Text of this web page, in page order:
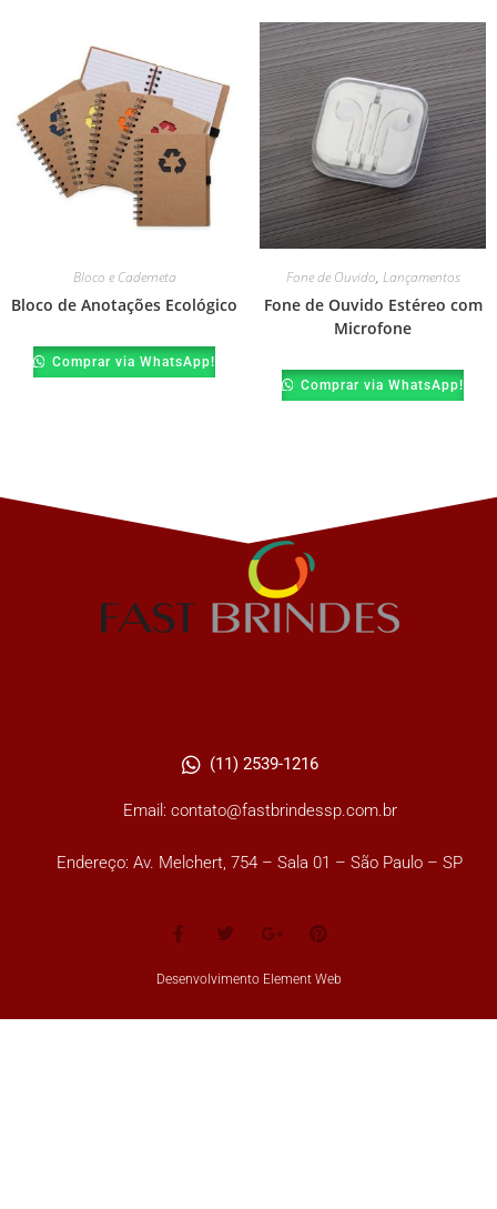
Bloco e Caderneta
Bloco de Anotações Ecológico
Comprar via WhatsApp!
Fone de Ouvido, Lançamentos
Fone de Ouvido Estéreo com
Microfone
Comprar via WhatsApp!
(11) 2539-1216
Email: contato@fastbrindessp.com.br
Endereço: Av. Melchert, 754 – Sala 01 – São Paulo – SP
Desenvolvimento Element Web